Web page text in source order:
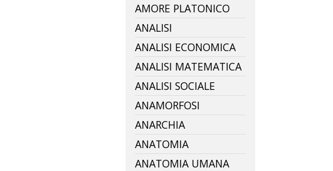
AMORE PLATONICO
ANALISI
ANALISI ECONOMICA
ANALISI MATEMATICA
ANALISI SOCIALE
ANAMORFOSI
ANARCHIA
ANATOMIA
ANATOMIA UMANA